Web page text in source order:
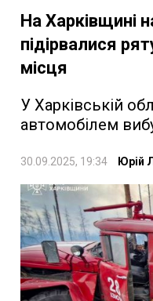
На Харківщині
підірвалися
місця
У Харківській
автомобілем
30.09.2025, 19:34 Юрій